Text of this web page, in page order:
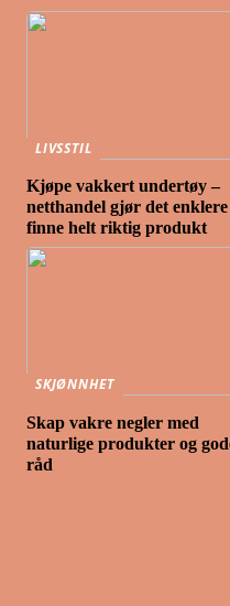
LIVSSTIL
Kjøpe vakkert undertøy –
netthandel gjør det enklere
finne helt riktig produkt
SKJØNNHET
Skap vakre negler med
naturlige produkter og
råd